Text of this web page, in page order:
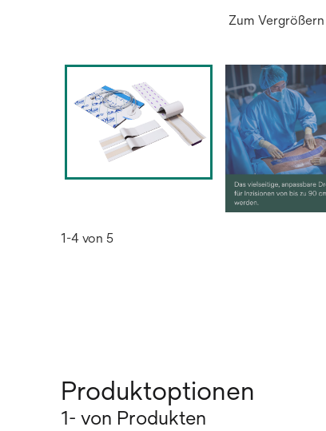
Zum
1-4 von 5
Produktoptionen
1- von Produkten